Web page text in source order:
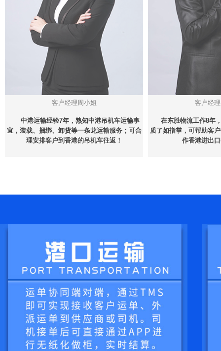
客户经理周小姐
中港运输经验7年，熟知中港吊机车运输事
宜，装载、捆绑、卸货等一条龙运输服务；可合
理安排客户到香港的吊机车往返！
客户经
在东胜物流工作8年
质了如指掌，可帮助客
作香港进出